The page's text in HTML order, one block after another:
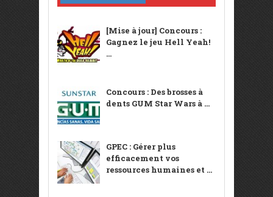
[Mise à jour] Concours :
Gagnez le jeu Hell Yeah!
...
Concours : Des brosses à
dents GUM Star Wars à ...
GPEC : Gérer plus
efficacement vos
ressources humaines et ...